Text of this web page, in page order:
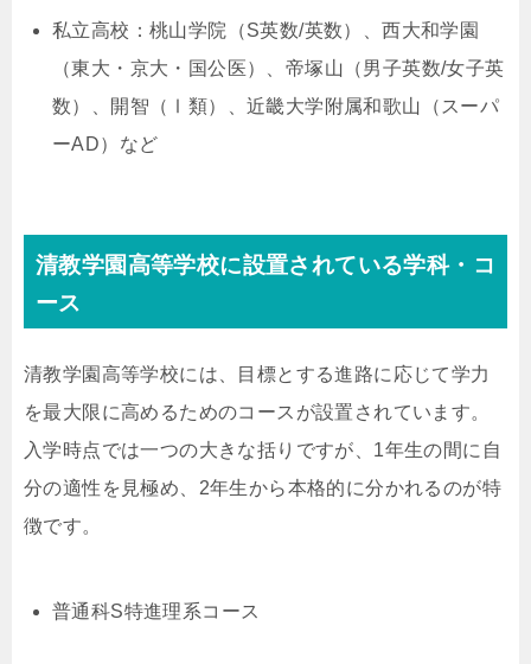
私立高校：桃山学院（S英数/英数）、西大和学園
（東大・京大・国公医）、帝塚山（男子英数/女子英
数）、開智（Ⅰ類）、近畿大学附属和歌山（スーパ
ーAD）など
清教学園高等学校に設置されている学科・コ
ース
清教学園高等学校には、目標とする進路に応じて学力
を最大限に高めるためのコースが設置されています。
入学時点では一つの大きな括りですが、1年生の間に自
分の適性を見極め、2年生から本格的に分かれるのが特
徴です。
普通科S特進理系コース